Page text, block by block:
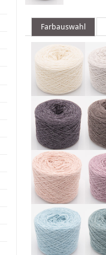
Farbauswahl